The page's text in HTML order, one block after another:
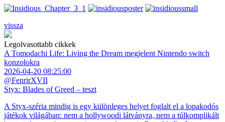
vissza
Legolvasottabb cikkek
A Tomodachi Life: Living the Dream megjelent Nintendo switch
konzolokra
2026-04-20 08:25:00
@FenrirXVII
Styx: Blades of Greed – teszt
A Styx-széria mindig is egy különleges helyet foglalt el a lopakodós
játékok világában: nem a hollywoodi látványra, nem a túlkomplikált